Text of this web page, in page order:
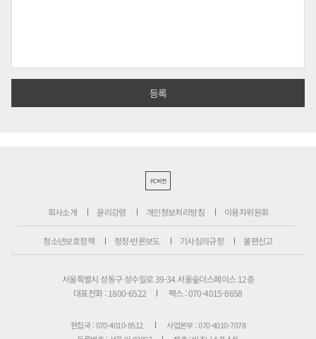
PC버전
회사소개 윤리강령 개인정보처리방침 이용자위원회
청소년보호정책 정정·반론보도 기사심의규정 불편신고
서울특별시 성동구 성수일로 39-34 서울숲더스페이스 12층
대표전화 : 1800-6522
팩스 : 070-4015-8658
편집국 : 070-4010-8512
사업본부 : 070-4010-7078